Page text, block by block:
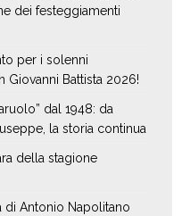
dei festeggiamenti
per i solenni
Giovanni Battista 2026!
dal 1948: da
la storia continua
della stagione
di Antonio Napolitano